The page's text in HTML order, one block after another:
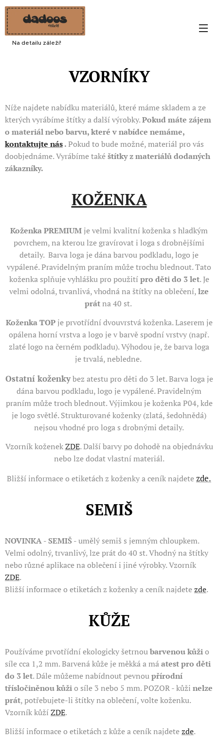
Na detailu záleží!
VZORNÍKY
Níže najdete nabídku materiálů, které máme skladem a ze
kterých vyrábíme štítky a další výrobky.Pokud máte zájem
o materiál nebo barvu, které v nabídce nemáme,
kontaktujte nás.Pokud to bude možné, materiál pro vás
doobjednáme. Vyrábíme takéštítky z materiálů dodaných
zákazníky.
KOŽENKA
Koženka PREMIUM je velmi kvalitní koženka s hladkým
povrchem, na kterou lze gravírovat i loga s drobnějšími
detaily. Barva loga je dána barvou podkladu, logo je
vypálené. Pravidelným praním může trochu blednout. Tato
koženka splňuje vyhlášku pro použitípro děti do 3 let. Je
velmi odolná, trvanlivá, vhodná na štítky na oblečení,lze
prátna 40 st.
Koženka TOPje prvotřídní dvouvrstvá koženka. Laserem je
opálena horní vrstva a logo je v barvě spodní vrstvy (např.
zlaté logo na černém podkladu). Výhodou je, že barva loga
je trvalá, nebledne.
Ostatní koženkybez atestu pro děti do 3 let. Barva loga je
dána barvou podkladu, logo je vypálené. Pravidelným
praním může troch blednout. Výjimkou je koženka P04, kde
je logo světlé. Strukturované koženky (zlatá, šedohnědá)
nejsou vhodné pro loga s drobnými detaily.
Vzorník koženekZDE. Další barvy po dohodě na objednávku
nebo lze dodat vlastní materiál.
Bližší informace o etiketách z koženky a ceník najdetezde.
SEMIŠ
NOVINKA - SEMIŠ -umělý semiš s jemným chloupkem.
Velmi odolný, trvanlivý, lze prát do 40 st. Vhodný na štítky
nebo různé aplikace na oblečení i jiné výrobky. Vzorník
ZDE.
Bližší informace o etiketách z koženky a ceník najdetezde.
KŮŽE
Používáme prvotřídní ekologicky šetrnoubarvenou kůžio
síle cca 1,2 mm. Barvená kůže je měkká a máatest pro děti
do 3 let. Dále můžeme nabídnout pevnoupřírodní
třísločiněnou kůžio síle 3 nebo 5 mm. POZOR - kůži nelze
prát, potřebujete-li štítky na oblečení, volte koženku.
Vzorník kůžíZDE.
Bližší informace o etiketách z kůže a ceník najdetezde.